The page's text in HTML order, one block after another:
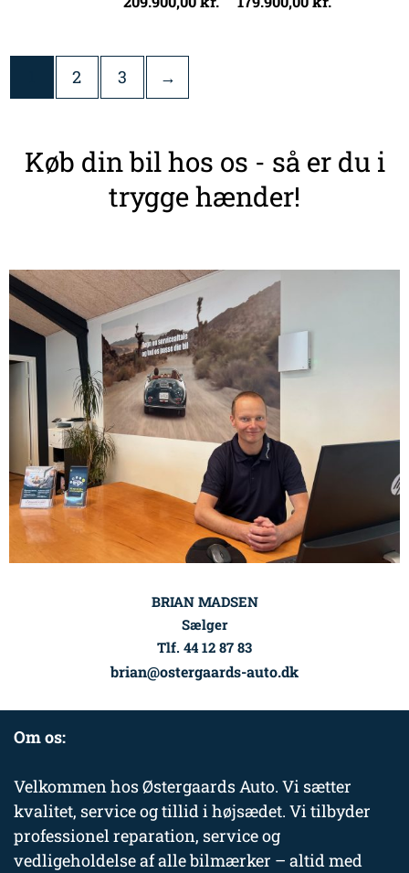
2 3 →
Køb din bil hos os - så er du i
trygge hænder!
BRIAN MADSEN
Sælger
Tlf. 44 12 87 83
brian@ostergaards-auto.dk
Om os:
Velkommen hos Østergaards Auto. Vi sætter
kvalitet, service og tillid i højsædet. Vi tilbyder
professionel reparation, service og
vedligeholdelse af alle bilmærker – altid med